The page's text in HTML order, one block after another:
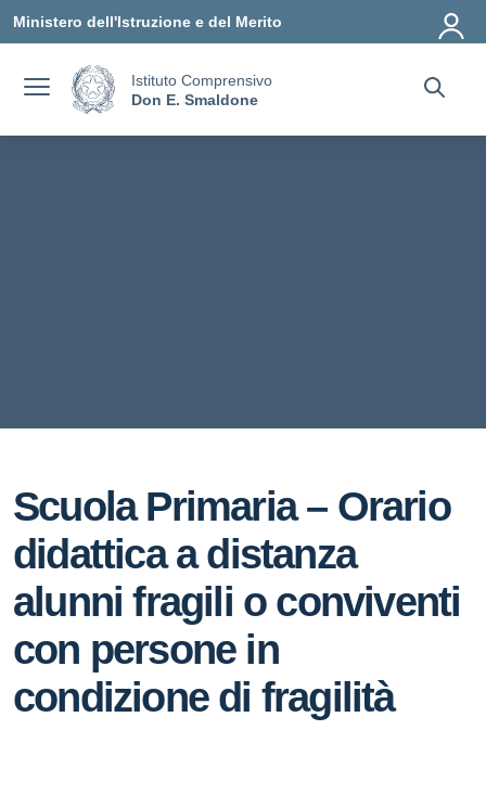
Ministero dell'Istruzione e del Merito
Istituto Comprensivo
Don E. Smaldone
Scuola Primaria – Orario
didattica a distanza
alunni fragili o conviventi
con persone in
condizione di fragilità